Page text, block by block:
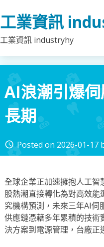
to
content
工業資訊
工業資訊 industryhy
AI浪潮引爆
長期
access_time Posted on 2026-01-17
全球企業正加速擁抱人工
股熱潮直接轉化為對高效
究機構預測，未來三年AI伺
供應鏈憑藉多年累積的技
決方案到電源管理，台廠